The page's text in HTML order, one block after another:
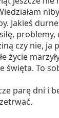
Jakieś
problemy,
czy nie, ja
życie
święta. To
parę dni i